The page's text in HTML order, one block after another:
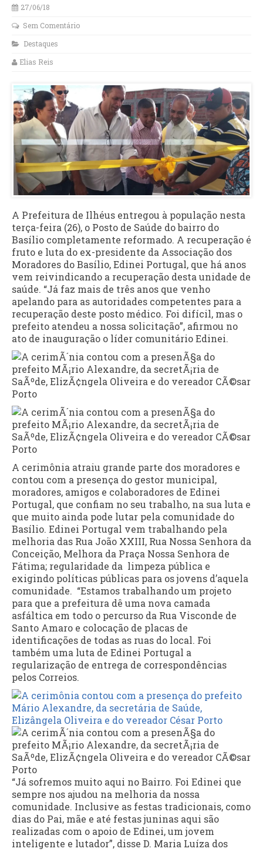
27/06/18
Sem Comentário
Destaques
Elias Reis
A Prefeitura de Ilhéus entregou à população nesta
terça-feira (26), o Posto de Saúde do bairro do
Basílio completamente reformado. A recuperação é
fruto e luta do ex-presidente da Associação dos
Moradores do Basílio, Edinei Portugal, que há anos
vem reivindicando a recuperação desta unidade de
saúde. “Já faz mais de três anos que venho
apelando para as autoridades competentes para a
recuperação deste posto médico. Foi difícil, mas o
prefeito atendeu a nossa solicitação”, afirmou no
ato de inauguração o líder comunitário Edinei.
A cerimônia atraiu grande parte dos moradores e
contou com a presença do gestor municipal,
moradores, amigos e colaboradores de Edinei
Portugal, que confiam no seu trabalho, na sua luta e
que muito ainda pode lutar pela comunidade do
Basílio. Edinei Portugal vem trabalhando pela
melhoria das Rua João XXIII, Rua Nossa Senhora da
Conceição, Melhora da Praça Nossa Senhora de
Fátima; regularidade da limpeza pública e
exigindo políticas públicas para os jovens d’aquela
comunidade. “Estamos trabalhando um projeto
para que a prefeitura dê uma nova camada
asfáltica em todo o percurso da Rua Visconde de
Santo Amaro e colocação de placas de
identificações de todas as ruas do local. Foi
também uma luta de Edinei Portugal a
regularização de entrega de correspondências
pelos Correios.
“Já sofremos muito aqui no Bairro. Foi Edinei que
sempre nos ajudou na melhoria da nossa
comunidade. Inclusive as festas tradicionais, como
dias do Pai, mãe e até festas juninas aqui são
realizadas com o apoio de Edinei, um jovem
inteligente e lutador”, disse D. Maria Luíza dos